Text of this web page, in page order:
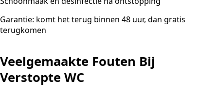
Garantie: komt het terug binnen 48 uur, dan gratis
terugkomen
Veelgemaakte Fouten Bij
Verstopte WC